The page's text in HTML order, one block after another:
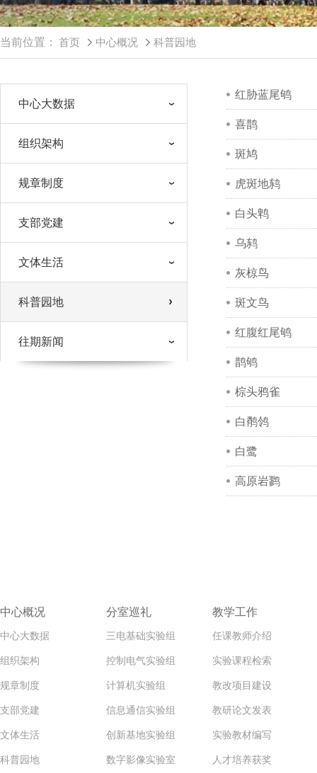
当前位置： 首页 中心概况 科普园地
中心大数据
组织架构
规章制度
支部党建
文体生活
科普园地
往期新闻
红胁蓝尾鸲
喜鹊
斑鸠
虎斑地鸫
白头鹎
乌鸫
灰椋鸟
斑文鸟
红腹红尾鸲
鹊鸲
棕头鸦雀
白鹡鸰
白鹭
高原岩鹨
中心概况
中心大数据
组织架构
规章制度
支部党建
文体生活
科普园地
分室巡礼
三电基础实验组
控制电气实验组
计算机实验组
信息通信实验组
创新基地实验组
数字影像实验室
教学工作
任课教师介绍
实验课程检索
教改项目建设
教研论文发表
实验教材编写
人才培养获奖